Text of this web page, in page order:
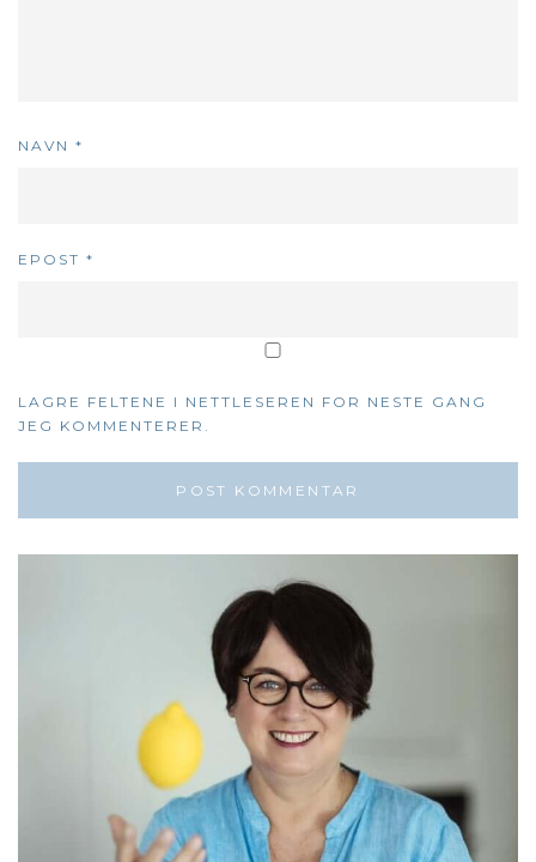
NAVN *
EPOST *
LAGRE FELTENE I NETTLESEREN FOR NESTE GANG
JEG KOMMENTERER.